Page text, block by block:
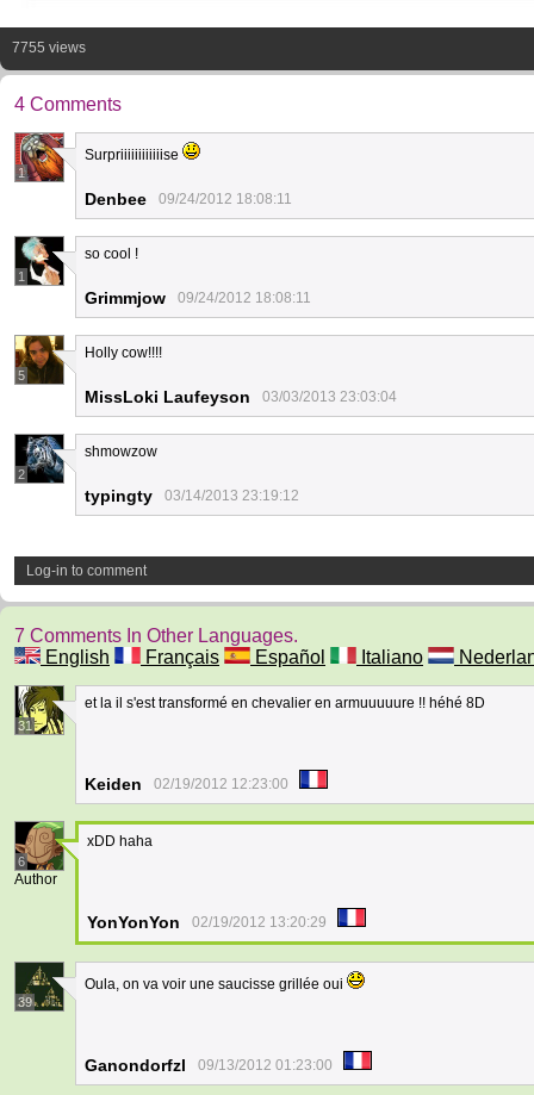
7755 views
4 Comments
1
Surpriiiiiiiiiiiise
Denbee 09/24/2012 18:08:11
1
so cool !
Grimmjow 09/24/2012 18:08:11
5
Holly cow!!!!
MissLoki Laufeyson 03/03/2013 23:03:04
2
shmowzow
typingty 03/14/2013 23:19:12
Log-in to comment
7 Comments In Other Languages.
English
Français Español Italiano
31
et la il s'est transformé en chevalier en armuuuuure !! héhé 8D
Keiden 02/19/2012 12:23:00
6
Author
xDD haha
YonYonYon 02/19/2012 13:20:29
39
Oula, on va voir une saucisse grillée oui
Ganondorfzl 09/13/2012 01:23:00